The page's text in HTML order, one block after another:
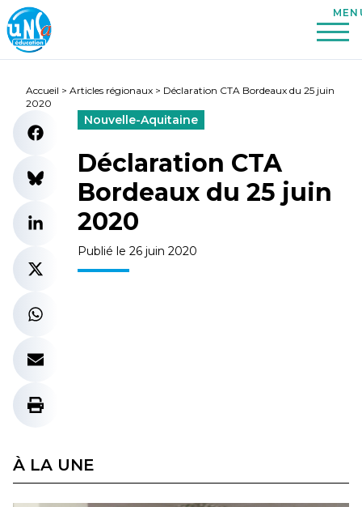
Accueil > Articles régionaux > Déclaration CTA Bordeaux du 25 juin
2020
Nouvelle-Aquitaine
Déclaration CTA
Bordeaux du 25 juin
2020
Publié le 26 juin 2020
À LA UNE